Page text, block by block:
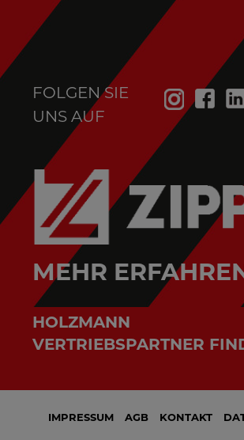
FOLGEN SIE
UNS AUF
MEHR
HOLZMANN
VERTRIEBSPARTNER
IMPRESSUM AGB KONTAKT